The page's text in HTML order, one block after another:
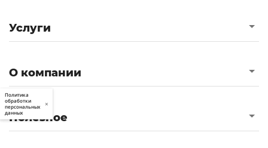
Услуги
О компании
Полезное
Политика
обработки
персональных
данных
×